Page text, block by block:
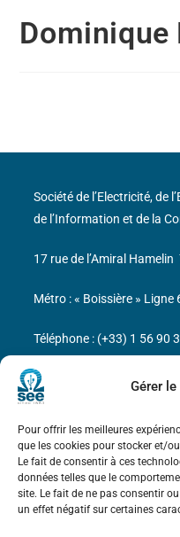
Gérer
Pour offrir les meilleures
que les cookies pour stocker et/
Le fait de consentir à ces
données telles que le
site. Le fait de ne pas consentir
un effet négatif sur certaines
Dominique
Bicentenaire des
Marie Ampère
Mentions légales
Société de l’Electricité, de
de l’Information et de la
17 rue de l’Amiral Hamelin
Métro : « Boissière » Ligne
Téléphone : (+33) 1 56 90
N° de SIREN : 785 393
communautaire : FR44 785